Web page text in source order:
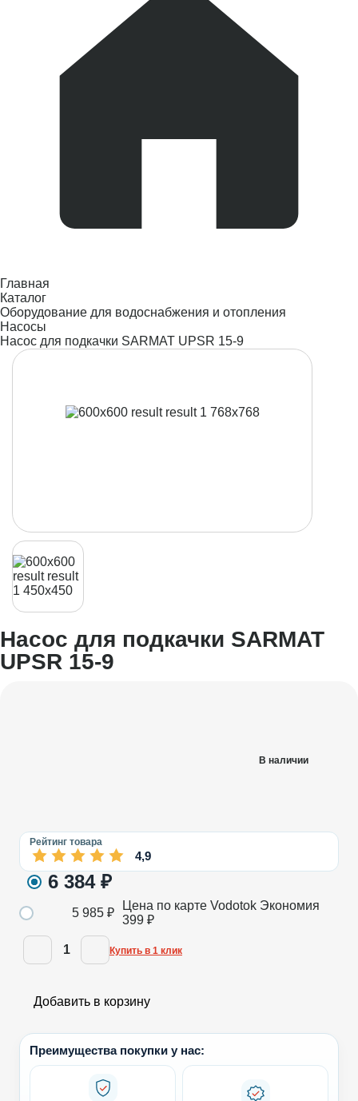
Главная
Каталог
Оборудование для водоснабжения и отопления
Насосы
Насос для подкачки SARMAT UPSR 15-9
Насос для подкачки SARMAT
UPSR 15-9
В наличии
Рейтинг товара
4,9
6 384 ₽
5 985 ₽
Цена по карте Vodotok Экономия
399 ₽
1 Купить в 1 клик
Добавить в корзину
Преимущества покупки у нас: